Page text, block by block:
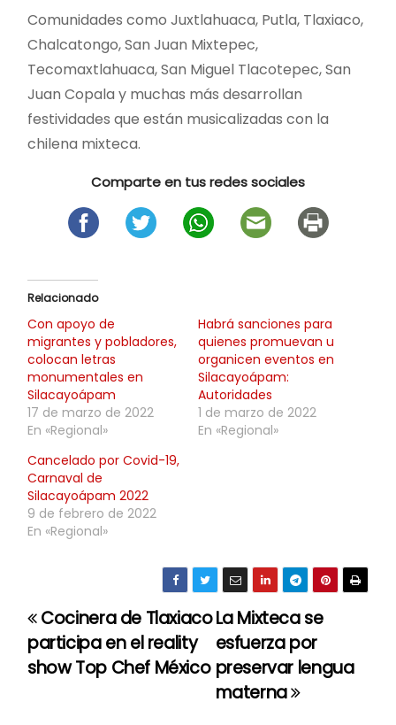
Comunidades como Juxtlahuaca, Putla, Tlaxiaco,
Chalcatongo, San Juan Mixtepec,
Tecomaxtlahuaca, San Miguel Tlacotepec, San
Juan Copala y muchas más desarrollan
festividades que están musicalizadas con la
chilena mixteca.
Comparte en tus redes sociales
Relacionado
Con apoyo de
migrantes y pobladores,
colocan letras
monumentales en
Silacayoápam
17 de marzo de 2022
En «Regional»
Habrá sanciones para
quienes promuevan u
organicen eventos en
Silacayoápam:
Autoridades
1 de marzo de 2022
En «Regional»
Cancelado por Covid-19,
Carnaval de
Silacayoápam 2022
9 de febrero de 2022
En «Regional»
N
a
La Mixteca se
esfuerza por
preservar lengua
materna
Cocinera de Tlaxiaco
participa en el reality
show Top Chef México